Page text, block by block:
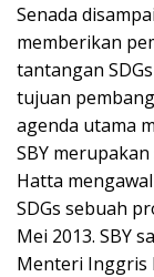
Senada
memberikan
tantangan
tujuan
agenda utama
SBY
Hatta
SDGs sebuah
Mei 2013. SBY
Menteri Inggris